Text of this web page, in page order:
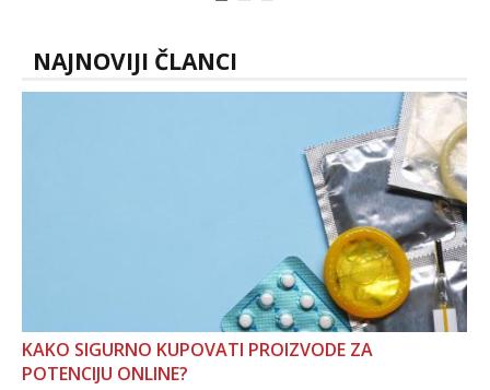
NAJNOVIJI ČLANCI
KAKO SIGURNO KUPOVATI PROIZVODE ZA
POTENCIJU ONLINE?